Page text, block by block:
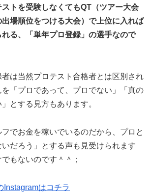
トを受験しなくてもQT（ツアー大会
場順位をつける大会）で上位に入れば
る、「単年プロ登録」の選手なので
は当然プロテスト合格者とは区別され
「プロであって、プロでない」「真の
とする見方もあります。
フでお金を稼いでいるのだから、プロと
だろう」とする声も見受けられます
もないのです＾＾；
Instagramはコチラ